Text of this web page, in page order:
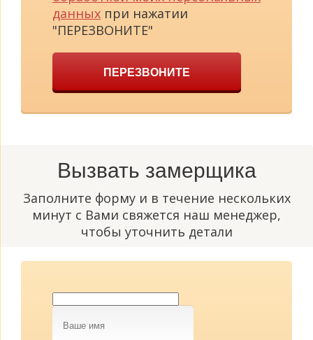
данных при нажатии
"ПЕРЕЗВОНИТЕ"
ПЕРЕЗВОНИТЕ
Вызвать замерщика
Заполните форму и в течение нескольких
минут с Вами свяжется наш менеджер,
чтобы уточнить детали
Ваше
имя